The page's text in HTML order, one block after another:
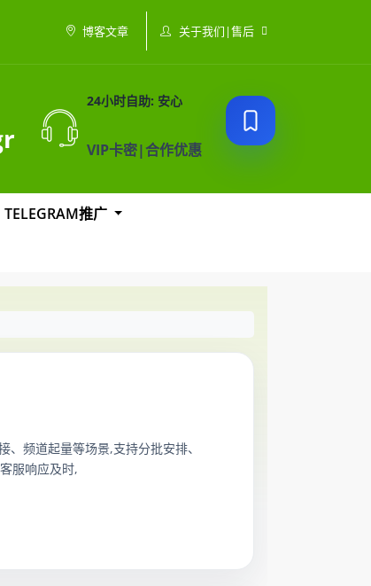
博客文章 关于我们|售后
24小时自助: 安心
VIP卡密|合作优惠
TELEGRAM推广
频道起量等场景,支持分批安排、
服响应及时,